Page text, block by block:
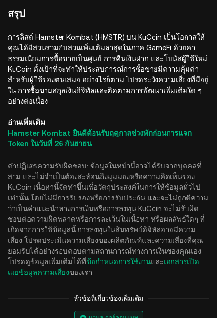
สรุป
การลิสต์ Hamster Kombat (HMSTR) บน KuCoin เป็นโอกาสให้
คุณได้มีส่วนร่วมกับส่วนเพิ่มเติมล่าสุดในภาค GameFi ด้วยค่า
ธรรมเนียมการซื้อขายเป็นศูนย์ การคืนเงินฝาก และโบนัสผู้ใช้ใหม่
KuCoin ตั้งเป้าที่จะทำให้ประสบการณ์การซื้อขายมีความคุ้มค่า
สำหรับผู้ใช้ของตนเสมอ อย่างไรก็ตาม โปรดระวังความเสี่ยงที่มีอยู่
ใน การซื้อขายสกุลเงินดิจิทัลและติดตามการพัฒนาเพิ่มเติมใด ๆ
อย่างต่อเนื่อง
อ่านเพิ่มเติม:
Hamster Kombat ยินดีต้อนรับฤดูกาลช่วงพักก่อนการแจก
Token ในวันที่ 26 กันยายน
คำปฏิเสธความรับผิดชอบ: ข้อมูลในหน้านี้อาจได้รับจากบุคคลที่
สาม และไม่จำเป็นต้องสะท้อนถึงมุมมองหรือความคิดเห็นของ
KuCoin เนื้อหานี้จัดทำขึ้นเพื่อวัตถุประสงค์ในการให้ข้อมูลทั่วไป
เท่านั้น โดยไม่มีการรับรองหรือการรับประกัน และจะไม่ถูกตีความ
ว่าเป็นคำแนะนำทางการเงินหรือการลงทุน KuCoin จะไม่รับผิด
ชอบต่อความผิดพลาดหรือการละเว้นในเนื้อหา หรือผลลัพธ์ใดๆ ที่
เกิดจากการใช้ข้อมูลนี้ การลงทุนในสินทรัพย์ดิจิทัลอาจมีความ
เสี่ยง โปรดประเมินความเสี่ยงของผลิตภัณฑ์และความเสี่ยงที่คุณ
ยอมรับได้อย่างรอบคอบตามสถานการณ์ทางการเงินของคุณเอง
โปรดดูข้อมูลเพิ่มเติมได้ที่ข้อกำหนดการใช้งานและเอกสารเปิด
เผยข้อมูลความเสี่ยงของเรา
หัวข้อที่เกี่ยวข้องเพิ่มเติม